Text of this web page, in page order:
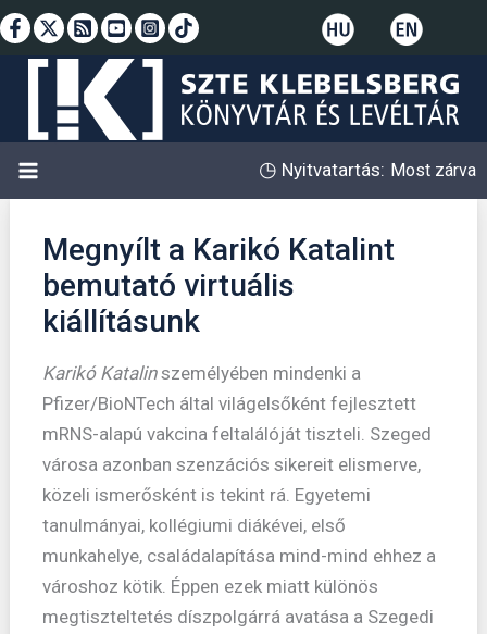
Skip
to
◷ Nyitvatartás: Most zárva
Megnyílt a Karikó Katalint
bemutató virtuális
kiállításunk
Karikó Katalinszemélyében mindenki a
Pfizer/BioNTech által világelsőként fejlesztett
mRNS-alapú vakcina feltalálóját tiszteli. Szeged
városa azonban szenzációs sikereit elismerve,
közeli ismerősként is tekint rá. Egyetemi
tanulmányai, kollégiumi diákévei, első
munkahelye, családalapítása mind-mind ehhez a
városhoz kötik. Éppen ezek miatt különös
megtiszteltetés díszpolgárrá avatása a Szegedi